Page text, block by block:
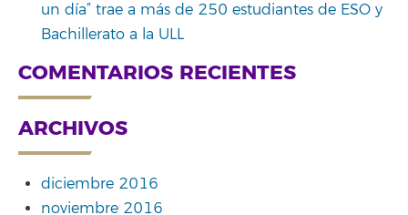
un día” trae a más de 250 estudiantes de ESO y
Bachillerato a la ULL
COMENTARIOS RECIENTES
ARCHIVOS
diciembre 2016
noviembre 2016